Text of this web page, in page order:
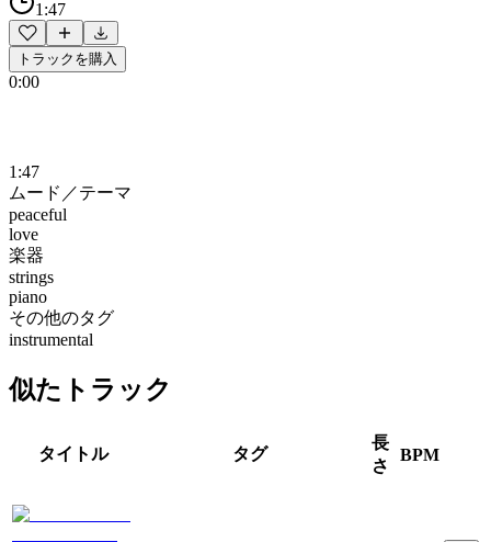
1:47
トラックを購入
0:00
1:47
ムード／テーマ
peaceful
love
楽器
strings
piano
その他のタグ
instrumental
似たトラック
タイトル タグ
長
さ
BPM